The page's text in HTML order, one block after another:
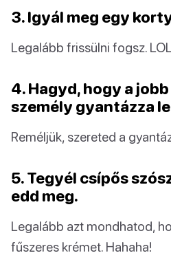
3. Igyál meg egy
Legalább frissülni fogsz.
4. Hagyd, hogy a
személy gyantázza
Reméljük, szereted a
5. Tegyél csípős
edd meg.
Legalább azt mondhatod,
fűszeres krémet. Hahaha!